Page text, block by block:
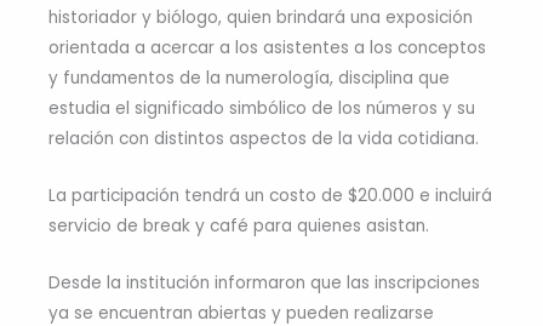
historiador y biólogo, quien brindará una exposición
orientada a acercar a los asistentes a los conceptos
y fundamentos de la numerología, disciplina que
estudia el significado simbólico de los números y su
relación con distintos aspectos de la vida cotidiana.
La participación tendrá un costo de $20.000 e incluirá
servicio de break y café para quienes asistan.
Desde la institución informaron que las inscripciones
ya se encuentran abiertas y pueden realizarse